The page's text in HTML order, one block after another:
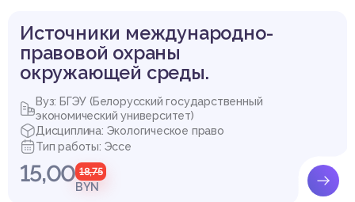
Источники международно-
правовой охраны
окружающей среды.
Вуз: БГЭУ (Белорусский государственный
экономический университет)
Дисциплина: Экологическое право
Тип работы: Эссе
15,00 18,75
BYN